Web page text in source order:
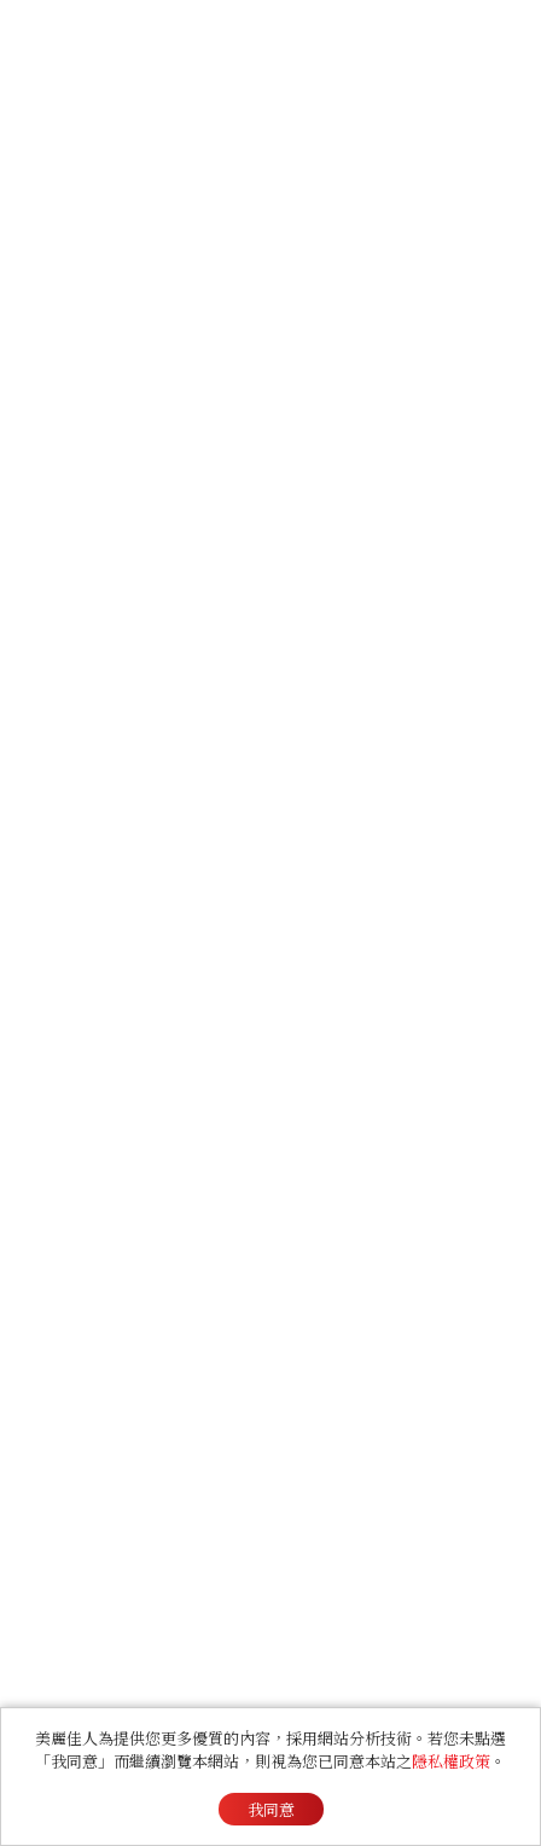
美麗佳人為提供您更多優質的內容，採用網站分析技術。若您未點選
「我同意」而繼續瀏覽本網站，則視為您已同意本站之隱私權政策 。
我同意